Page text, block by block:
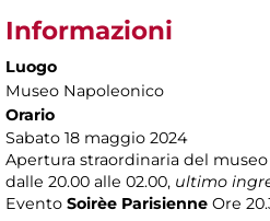
Informazioni
Luogo
Museo Napoleonico
Orario
Sabato 18 maggio 2024
Apertura straordinaria del
dalle 20.00 alle 02.00, ultimo
Evento Soirèe Parisienne Ore